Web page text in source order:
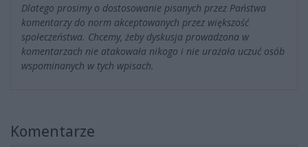
Dlatego prosimy o dostosowanie pisanych przez Państwa
komentarzy do norm akceptowanych przez większość
społeczeństwa. Chcemy, żeby dyskusja prowadzona w
komentarzach nie atakowała nikogo i nie urażała uczuć osób
wspominanych w tych wpisach.
Komentarze